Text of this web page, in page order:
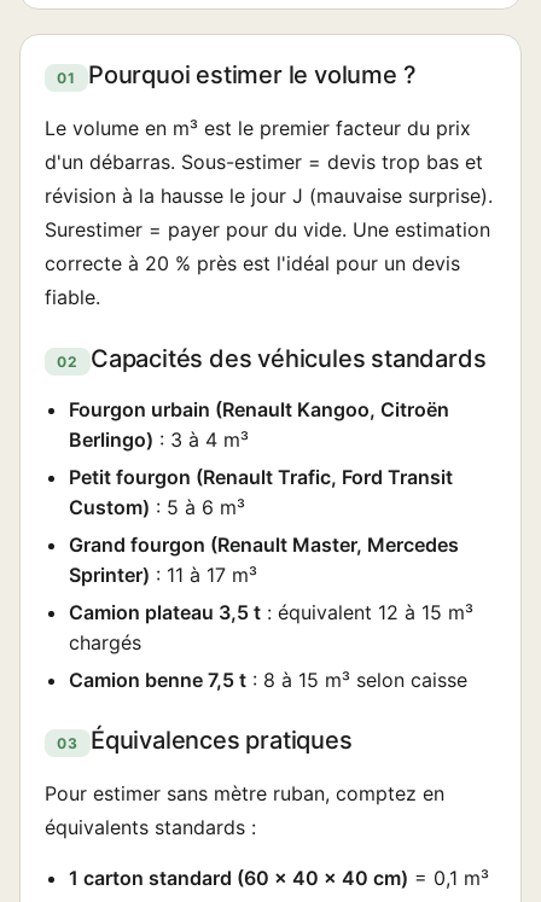
01 Pourquoi estimer le volume ?
Le volume en m³ est le premier facteur du prix
d'un débarras. Sous-estimer = devis trop bas et
révision à la hausse le jour J (mauvaise surprise).
Surestimer = payer pour du vide. Une estimation
correcte à 20 % près est l'idéal pour un devis
fiable.
02 Capacités des véhicules standards
Fourgon urbain (Renault Kangoo, Citroën
Berlingo) : 3 à 4 m³
Petit fourgon (Renault Trafic, Ford Transit
Custom) : 5 à 6 m³
Grand fourgon (Renault Master, Mercedes
Sprinter) : 11 à 17 m³
Camion plateau 3,5 t : équivalent 12 à 15 m³
chargés
Camion benne 7,5 t : 8 à 15 m³ selon caisse
03 Équivalences pratiques
Pour estimer sans mètre ruban, comptez en
équivalents standards :
1 carton standard (60 × 40 × 40 cm) = 0,1 m³